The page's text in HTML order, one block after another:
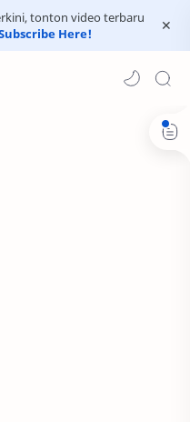
tonton video terbaru
Here!